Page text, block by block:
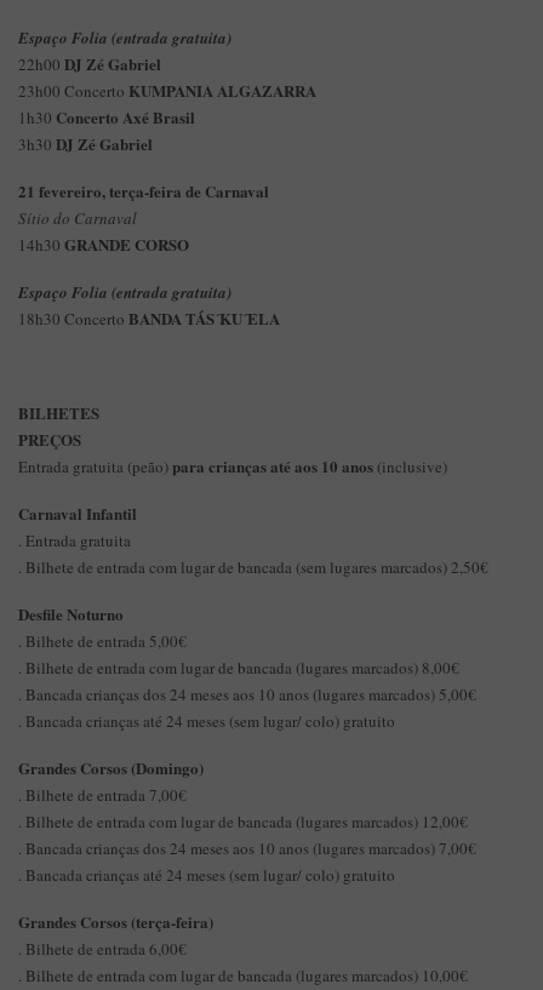
Espaço Folia (entrada gratuita)
22h00 DJ Zé Gabriel
23h00 Concerto KUMPANIA ALGAZARRA
1h30 Concerto Axé Brasil
3h30 DJ Zé Gabriel
21 fevereiro, terça-feira de Carnaval
Sítio do Carnaval
14h30 GRANDE CORSO
Espaço Folia (entrada gratuita)
18h30 Concerto BANDA TÁS´KU´ELA
BILHETES
PREÇOS
Entrada gratuita (peão) para crianças até aos 10 anos (inclusive)
Carnaval Infantil
. Entrada gratuita
. Bilhete de entrada com lugar de bancada (sem lugares marcados) 2,50€
Desfile Noturno
. Bilhete de entrada 5,00€
. Bilhete de entrada com lugar de bancada (lugares marcados) 8,00€
. Bancada crianças dos 24 meses aos 10 anos (lugares marcados) 5,00€
. Bancada crianças até 24 meses (sem lugar/ colo) gratuito
Grandes Corsos (Domingo)
. Bilhete de entrada 7,00€
. Bilhete de entrada com lugar de bancada (lugares marcados) 12,00€
. Bancada crianças dos 24 meses aos 10 anos (lugares marcados) 7,00€
. Bancada crianças até 24 meses (sem lugar/ colo) gratuito
Grandes Corsos (terça-feira)
. Bilhete de entrada 6,00€
. Bilhete de entrada com lugar de bancada (lugares marcados) 10,00€